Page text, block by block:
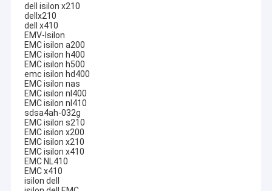
dell isilon x210
dellx210
dell x410
EMV-Isilon
EMC isilon a200
EMC isilon h400
EMC isilon h500
emc isilon hd400
EMC isilon nas
EMC isilon nl400
EMC isilon nl410
sdsa4ah-032g
EMC isilon s210
EMC isilon x200
EMC isilon x210
EMC isilon x410
EMC NL410
EMC x410
isilon dell